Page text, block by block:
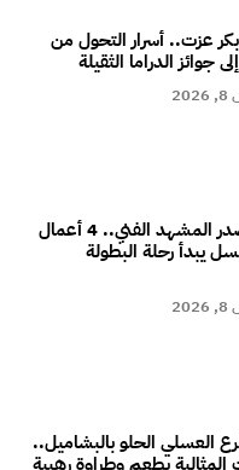
عزت.. أسرار التحول من
جوائز الدراما الثقيلة
رحمة أحمد تتصدر المشهد الفني.. 4 أعمال
يبدأ رحلة البطولة
العسلي الحلو بالبشاميل..
المثالية بطعم وطراوة رهيبة